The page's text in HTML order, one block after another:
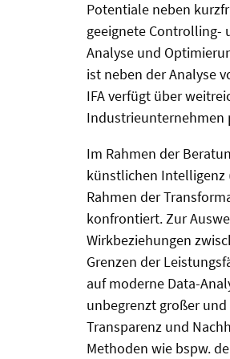
Potentiale neben
geeignete Controlling-
Analyse und
ist neben der Analyse
IFA verfügt über
Industrieunternehmen
Im Rahmen der
künstlichen Intelligenz
Rahmen der
konfrontiert. Zur
Wirkbeziehungen
Grenzen der
auf moderne Data-
unbegrenzt großer
Transparenz und
Methoden wie bspw.